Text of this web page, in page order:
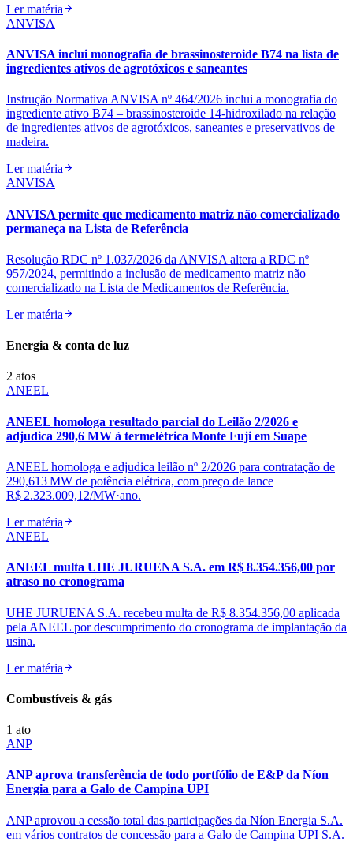
Ler matéria
ANVISA
ANVISA inclui monografia de brassinosteroide B74 na lista de
ingredientes ativos de agrotóxicos e saneantes
Instrução Normativa ANVISA nº 464/2026 inclui a monografia do
ingrediente ativo B74 – brassinosteroide 14‑hidroxilado na relação
de ingredientes ativos de agrotóxicos, saneantes e preservativos de
madeira.
Ler matéria
ANVISA
ANVISA permite que medicamento matriz não comercializado
permaneça na Lista de Referência
Resolução RDC nº 1.037/2026 da ANVISA altera a RDC nº
957/2024, permitindo a inclusão de medicamento matriz não
comercializado na Lista de Medicamentos de Referência.
Ler matéria
Energia & conta de luz
2 atos
ANEEL
ANEEL homologa resultado parcial do Leilão 2/2026 e
adjudica 290,6 MW à termelétrica Monte Fuji em Suape
ANEEL homologa e adjudica leilão nº 2/2026 para contratação de
290,613 MW de potência elétrica, com preço de lance
R$ 2.323.009,12/MW·ano.
Ler matéria
ANEEL
ANEEL multa UHE JURUENA S.A. em R$ 8.354.356,00 por
atraso no cronograma
UHE JURUENA S.A. recebeu multa de R$ 8.354.356,00 aplicada
pela ANEEL por descumprimento do cronograma de implantação da
usina.
Ler matéria
Combustíveis & gás
1 ato
ANP
ANP aprova transferência de todo portfólio de E&P da Níon
Energia para a Galo de Campina UPI
ANP aprovou a cessão total das participações da Níon Energia S.A.
em vários contratos de concessão para a Galo de Campina UPI S.A.